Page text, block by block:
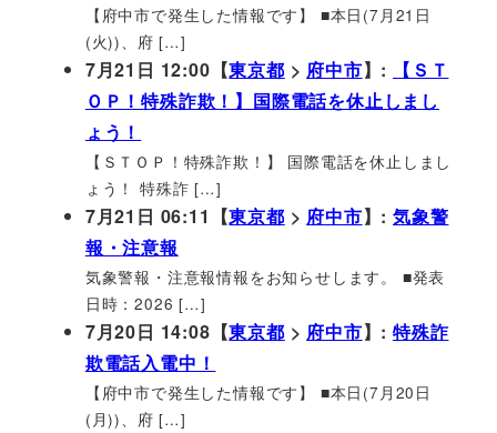
【府中市で発生した情報です】 ■本日(7月21日
(火))、府 […]
7月21日 12:00【東京都 > 府中市】:
【ＳＴ
ＯＰ！特殊詐欺！】国際電話を休止しまし
ょう！
【ＳＴＯＰ！特殊詐欺！】 国際電話を休止しまし
ょう！ 特殊詐 […]
7月21日 06:11【東京都 > 府中市】:気象警
報・注意報
気象警報・注意報情報をお知らせします。 ■発表
日時：2026 […]
7月20日 14:08【東京都 > 府中市】:特殊詐
欺電話入電中！
【府中市で発生した情報です】 ■本日(7月20日
(月))、府 […]